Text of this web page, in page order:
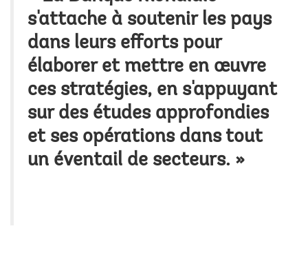
s'attache à soutenir les pays
dans leurs efforts pour
élaborer et mettre en œuvre
ces stratégies, en s'appuyant
sur des études approfondies
et ses opérations dans tout
un éventail de secteurs. »